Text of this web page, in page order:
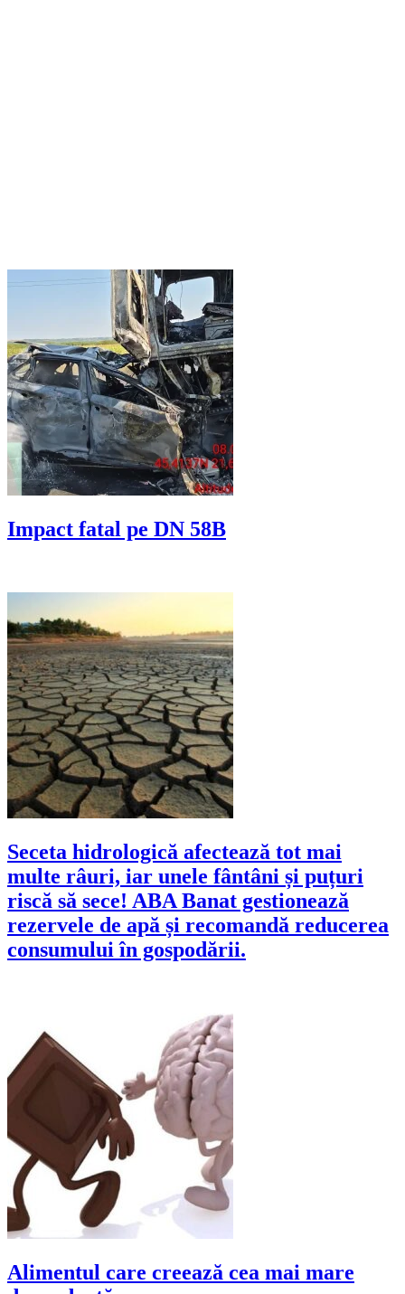
Impact fatal pe DN 58B
Seceta hidrologică afectează tot mai
multe râuri, iar unele fântâni și puțuri
riscă să sece! ABA Banat gestionează
rezervele de apă și recomandă reducerea
consumului în gospodării.
Alimentul care creează cea mai mare